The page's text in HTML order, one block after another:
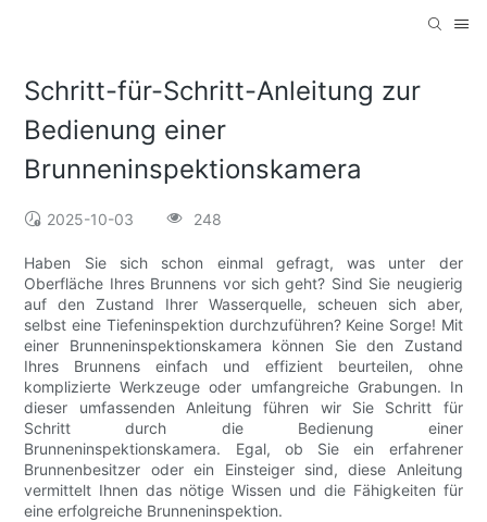
Schritt-für-Schritt-Anleitung zur
Bedienung einer
Brunneninspektionskamera
2025-10-03 248
Haben Sie sich schon einmal gefragt, was unter der
Oberfläche Ihres Brunnens vor sich geht? Sind Sie neugierig
auf den Zustand Ihrer Wasserquelle, scheuen sich aber,
selbst eine Tiefeninspektion durchzuführen? Keine Sorge! Mit
einer Brunneninspektionskamera können Sie den Zustand
Ihres Brunnens einfach und effizient beurteilen, ohne
komplizierte Werkzeuge oder umfangreiche Grabungen. In
dieser umfassenden Anleitung führen wir Sie Schritt für
Schritt durch die Bedienung einer
Brunneninspektionskamera. Egal, ob Sie ein erfahrener
Brunnenbesitzer oder ein Einsteiger sind, diese Anleitung
vermittelt Ihnen das nötige Wissen und die Fähigkeiten für
eine erfolgreiche Brunneninspektion.